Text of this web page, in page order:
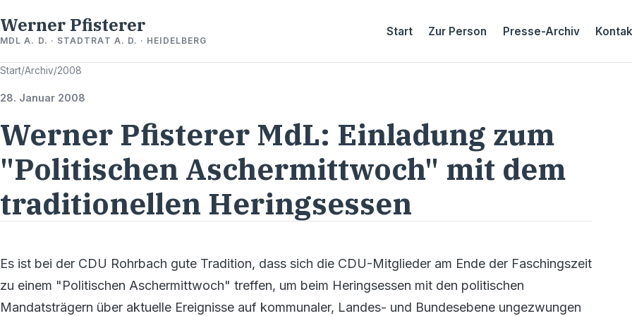
Werner Pfisterer
MDL A. D. · STADTRAT A. D. · HEIDELBERG
Start Zur Person Presse-Archiv
Start/Archiv/2008
28. Januar 2008
Werner Pfisterer MdL: Einladung zum
"Politischen Aschermittwoch" mit dem
traditionellen Heringsessen
Es ist bei der CDU Rohrbach gute Tradition, dass sich die CDU-Mitglieder am Ende der Faschingszeit
zu einem "Politischen Aschermittwoch" treffen, um beim Heringsessen mit den politischen
Mandatsträgern über aktuelle Ereignisse auf kommunaler, Landes- und Bundesebene ungezwungen